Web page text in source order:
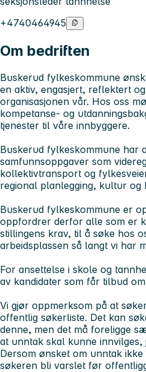
+4740464945
Om bedriften
Buskerud fylkeskommune
en aktiv, engasjert, reflektert
organisasjonen vår. Hos oss
kompetanse- og
tjenester til våre innbyggere.
Buskerud fylkeskommune har
samfunnsoppgaver som
kollektivtransport og
regional planlegging, kultur og
Buskerud fylkeskommune er
oppfordrer derfor alle som er
stillingens krav, til å søke hos
arbeidsplassen så langt vi har
For ansettelse i skole og
av kandidater som får tilbud
Vi gjør oppmerksom på at
offentlig søkerliste. Det kan
denne, men det må foreligge
at unntak skal kunne
Dersom ønsket om unntak
søkeren bli varslet før